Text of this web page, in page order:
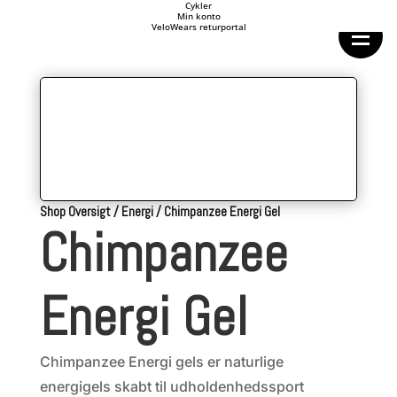
Cykler
Min konto
VeloWears returportal
Shop Oversigt/Energi/Chimpanzee Energi Gel
Chimpanzee
Energi Gel
Chimpanzee Energi gels er naturlige
energigels skabt til udholdenhedssport